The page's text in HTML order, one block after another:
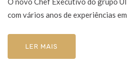
com vários anos de experiências
LER MAIS